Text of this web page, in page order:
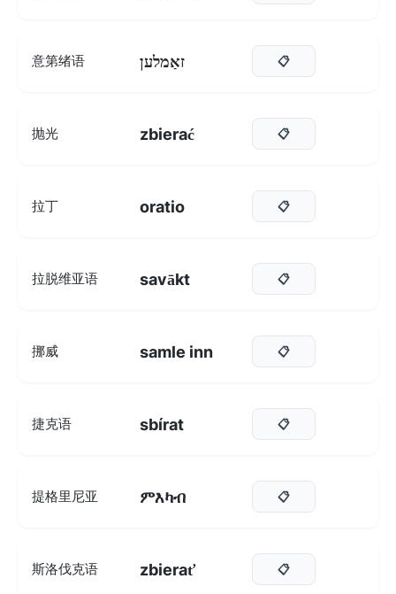
意第绪语 זאַמלען 📋
抛光 zbierać 📋
拉丁 oratio 📋
拉脱维亚语 savākt 📋
挪威 samle inn 📋
捷克语 sbírat 📋
提格里尼亚 ምእካብ 📋
斯洛伐克语 zbierať 📋